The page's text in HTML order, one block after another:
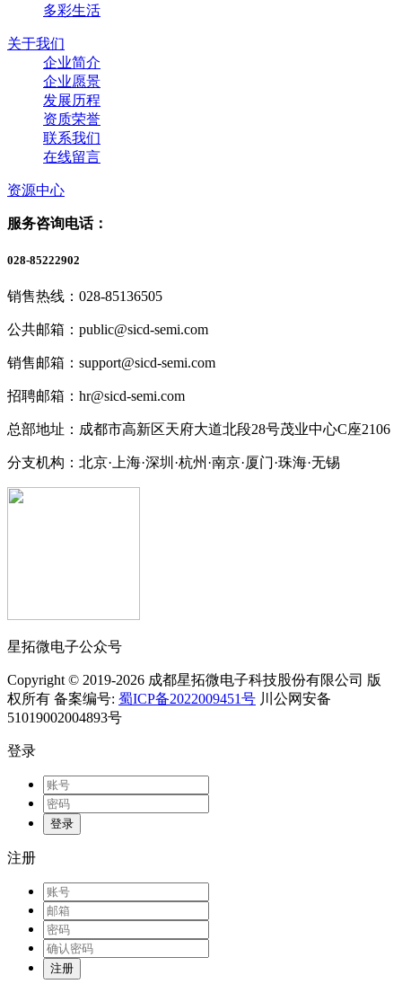
多彩生活
关于我们
企业简介
企业愿景
发展历程
资质荣誉
联系我们
在线留言
资源中心
服务咨询电话：
028-85222902
销售热线：028-85136505
公共邮箱：public@sicd-semi.com
销售邮箱：support@sicd-semi.com
招聘邮箱：hr@sicd-semi.com
总部地址：成都市高新区天府大道北段28号茂业中心C座2106
分支机构：北京·上海·深圳·杭州·南京·厦门·珠海·无锡
星拓微电子公众号
Copyright © 2019-2026 成都星拓微电子科技股份有限公司 版
权所有 备案编号: 蜀ICP备2022009451号 川公网安备
51019002004893号
登录
登录
注册
注册